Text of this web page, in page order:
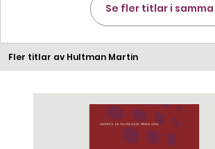
Se fler titlar i samma
Fler titlar av Hultman Martin